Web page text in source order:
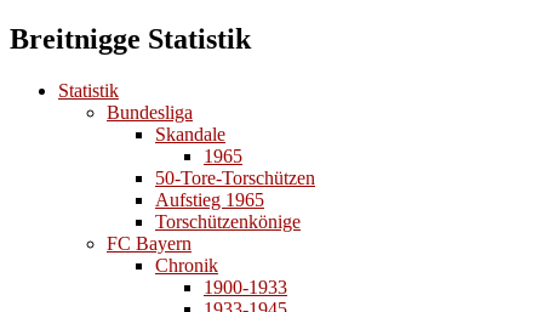
Breitnigge Statistik
Statistik
Bundesliga
Skandale
1965
50-Tore-Torschützen
Aufstieg 1965
Torschützenkönige
FC Bayern
Chronik
1900-1933